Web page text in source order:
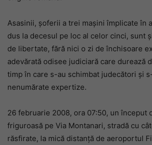
Asasinii, șoferii a trei mașini împlicate în
dus la decesul pe loc al celor cinci, sunt
de libertate, fără nici o zi de închisoare
adevărată odisee judiciară care durează
timp în care s-au schimbat judecători și
nenumărate expertize.
26 februarie 2008, ora 07:50, un început
friguroasă pe Via Montanari, stradă cu
răsfirate, la mică distanță de aeroportul